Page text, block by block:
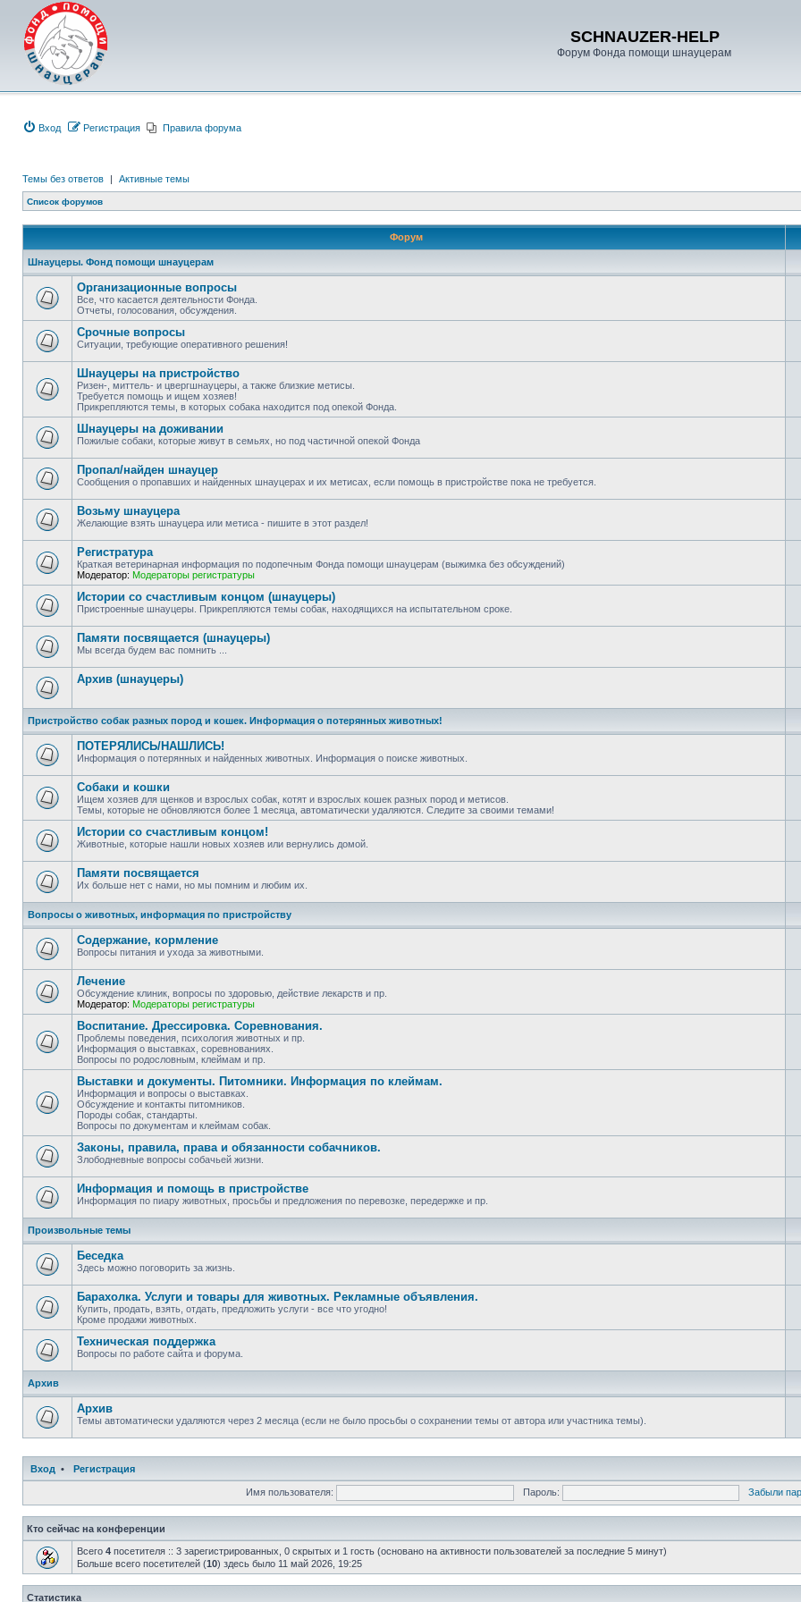
SCHNAUZER-HELP
Форум Фонда помощи шнауцерам
Вход Регистрация Правила форума
Темы без ответов | Активные темы
Список форумов
Форум
Шнауцеры. Фонд помощи шнауцерам
Организационные вопросы
Все, что касается деятельности Фонда.
Отчеты, голосования, обсуждения.
Срочные вопросы
Ситуации, требующие оперативного решения!
Шнауцеры на пристройство
Ризен-, миттель- и цвергшнауцеры, а также близкие метисы.
Требуется помощь и ищем хозяев!
Прикрепляются темы, в которых собака находится под опекой Фонда.
Шнауцеры на доживании
Пожилые собаки, которые живут в семьях, но под частичной опекой Фонда
Пропал/найден шнауцер
Сообщения о пропавших и найденных шнауцерах и их метисах, если помощь в пристройстве пока не требуется.
Возьму шнауцера
Желающие взять шнауцера или метиса - пишите в этот раздел!
Регистратура
Краткая ветеринарная информация по подопечным Фонда помощи шнауцерам (выжимка без обсуждений)
Модератор: Модераторы регистратуры
Истории со счастливым концом (шнауцеры)
Пристроенные шнауцеры. Прикрепляются темы собак, находящихся на испытательном сроке.
Памяти посвящается (шнауцеры)
Мы всегда будем вас помнить ...
Архив (шнауцеры)
Пристройство собак разных пород и кошек. Информация о потерянных животных!
ПОТЕРЯЛИСЬ/НАШЛИСЬ!
Информация о потерянных и найденных животных. Информация о поиске животных.
Собаки и кошки
Ищем хозяев для щенков и взрослых собак, котят и взрослых кошек разных пород и метисов.
Темы, которые не обновляются более 1 месяца, автоматически удаляются. Следите за своими темами!
Истории со счастливым концом!
Животные, которые нашли новых хозяев или вернулись домой.
Памяти посвящается
Их больше нет с нами, но мы помним и любим их.
Вопросы о животных, информация по пристройству
Содержание, кормление
Вопросы питания и ухода за животными.
Лечение
Обсуждение клиник, вопросы по здоровью, действие лекарств и пр.
Модератор: Модераторы регистратуры
Воспитание. Дрессировка. Соревнования.
Проблемы поведения, психология животных и пр.
Информация о выставках, соревнованиях.
Вопросы по родословным, клеймам и пр.
Выставки и документы. Питомники. Информация по клеймам.
Информация и вопросы о выставках.
Обсуждение и контакты питомников.
Породы собак, стандарты.
Вопросы по документам и клеймам собак.
Законы, правила, права и обязанности собачников.
Злободневные вопросы собачьей жизни.
Информация и помощь в пристройстве
Информация по пиару животных, просьбы и предложения по перевозке, передержке и пр.
Произвольные темы
Беседка
Здесь можно поговорить за жизнь.
Барахолка. Услуги и товары для животных. Рекламные объявления.
Купить, продать, взять, отдать, предложить услуги - все что угодно!
Кроме продажи животных.
Техническая поддержка
Вопросы по работе сайта и форума.
Архив
Архив
Темы автоматически удаляются через 2 месяца (если не было просьбы о сохранении темы от автора или участника темы).
Вход • Регистрация
Имя пользователя: Пароль: Забыли
Кто сейчас на конференции
Всего 4 посетителя :: 3 зарегистрированных, 0 скрытых и 1 гость (основано на активности пользователей за последние 5 минут)
Больше всего посетителей (10) здесь было 11 май 2026, 19:25
Статистика